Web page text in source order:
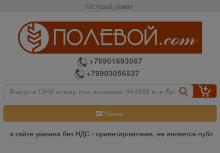
Гостевой режим
+79901693067
+79903056537
Меню
сайте указана без НДС - ориентировочная, не является